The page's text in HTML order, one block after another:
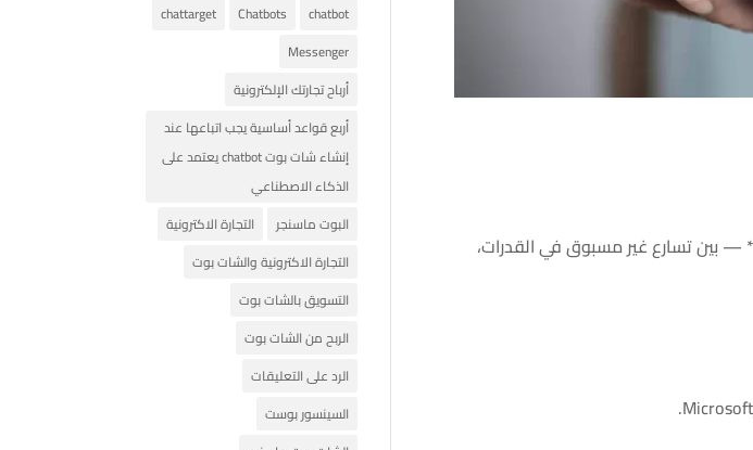
— بين تسارع غير مسبوق في القدرات،
chatbot
Chatbots
chattarget
Messenger
أرباح تجارتك الإلكترونية
أربع قواعد أساسية يجب اتباعها عند
إنشاء شات بوت chatbot يعتمد على
الذكاء الاصطناعي
البوت ماسنجر
التجارة الاكترونية
التجارة الاكترونية والشات بوت
التسويق بالشات بوت
الربح من الشات بوت
الرد على التعليقات
السينسور بوست